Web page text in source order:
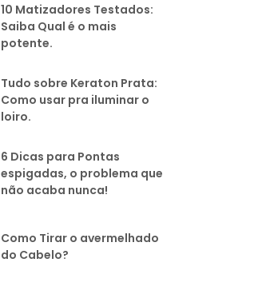
10 Matizadores Testados:
Saiba Qual é o mais
potente.
Tudo sobre Keraton Prata:
Como usar pra iluminar o
loiro.
6 Dicas para Pontas
espigadas, o problema que
não acaba nunca!
Como Tirar o avermelhado
do Cabelo?